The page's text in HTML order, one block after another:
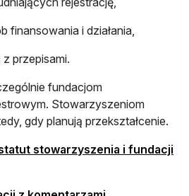
finansowania i działania,
przepisami.
fundacjom
Stowarzyszeniom
gdy planują przekształcenie.
stowarzyszenia i fundacji